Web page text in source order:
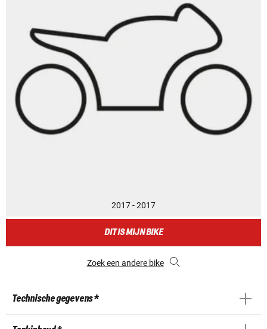
2017 - 2017
DIT IS MIJN BIKE
Zoek een andere bike
Technische gegevens *